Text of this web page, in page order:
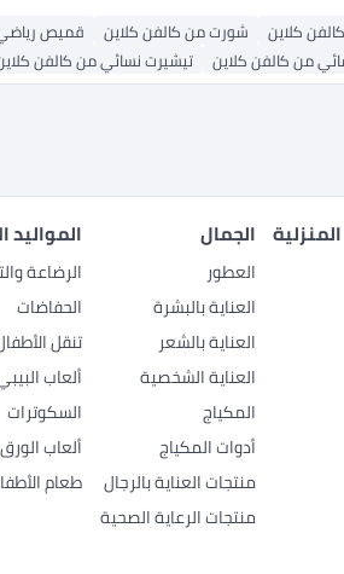
كلاين شورت من كالفن كلاين قميص
من كالفن كلاين تيشيرت نسائي من كالفن
الجمال
العطور
العناية بالبشرة
العناية بالشعر
العناية الشخصية
المكياج
أدوات المكياج
منتجات العناية بالرجال
منتجات الرعاية الصحية
المواليد
الرضاعة
الحفاضات
تنقل
ألعاب
السكوترات
ألعاب
طعام